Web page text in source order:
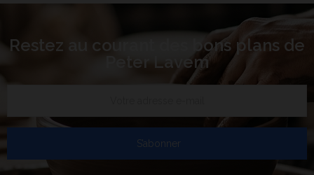
Restez au courant des bons plans de
Peter Lavem
S’abonner